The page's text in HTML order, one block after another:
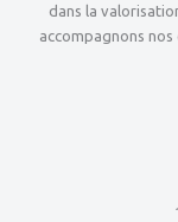
dans la
accompagnons nos